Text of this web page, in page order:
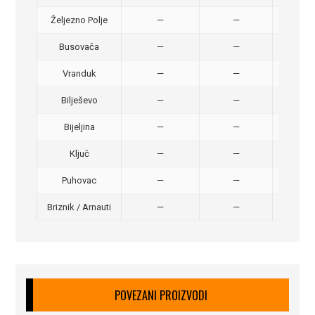
Željezno Polje — —
Busovača — —
Vranduk — —
Bilješevo — —
Bijeljina — —
Ključ — —
Puhovac — —
Briznik / Arnauti — —
POVEZANI PROIZVODI